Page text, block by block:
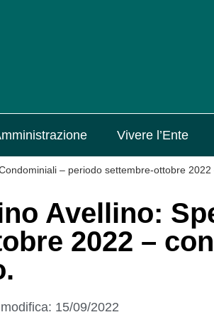
Vivere l’Ente
– periodo settembre-ottobre
Avellino:
2022 –
15/09/2022